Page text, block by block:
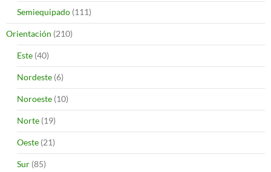
Semiequipado (111)
Orientación (210)
Este (40)
Nordeste (6)
Noroeste (10)
Norte (19)
Oeste (21)
Sur (85)